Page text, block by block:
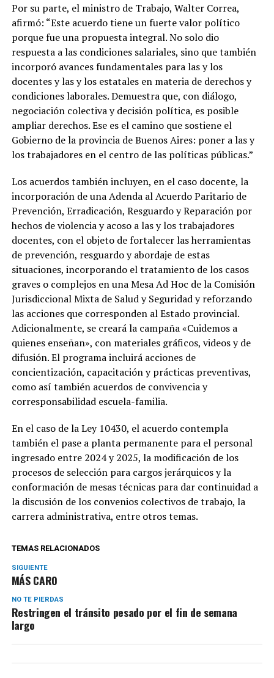
Por su parte, el ministro de Trabajo, Walter Correa,
afirmó: “Este acuerdo tiene un fuerte valor político
porque fue una propuesta integral. No solo dio
respuesta a las condiciones salariales, sino que también
incorporó avances fundamentales para las y los
docentes y las y los estatales en materia de derechos y
condiciones laborales. Demuestra que, con diálogo,
negociación colectiva y decisión política, es posible
ampliar derechos. Ese es el camino que sostiene el
Gobierno de la provincia de Buenos Aires: poner a las y
los trabajadores en el centro de las políticas públicas.”
Los acuerdos también incluyen, en el caso docente, la
incorporación de una Adenda al Acuerdo Paritario de
Prevención, Erradicación, Resguardo y Reparación por
hechos de violencia y acoso a las y los trabajadores
docentes, con el objeto de fortalecer las herramientas
de prevención, resguardo y abordaje de estas
situaciones, incorporando el tratamiento de los casos
graves o complejos en una Mesa Ad Hoc de la Comisión
Jurisdiccional Mixta de Salud y Seguridad y reforzando
las acciones que corresponden al Estado provincial.
Adicionalmente, se creará la campaña «Cuidemos a
quienes enseñan», con materiales gráficos, videos y de
difusión. El programa incluirá acciones de
concientización, capacitación y prácticas preventivas,
como así también acuerdos de convivencia y
corresponsabilidad escuela-familia.
En el caso de la Ley 10430, el acuerdo contempla
también el pase a planta permanente para el personal
ingresado entre 2024 y 2025, la modificación de los
procesos de selección para cargos jerárquicos y la
conformación de mesas técnicas para dar continuidad a
la discusión de los convenios colectivos de trabajo, la
carrera administrativa, entre otros temas.
TEMAS RELACIONADOS
SIGUIENTE
MÁS CARO
NO TE PIERDAS
Restringen el tránsito pesado por el fin de semana
largo